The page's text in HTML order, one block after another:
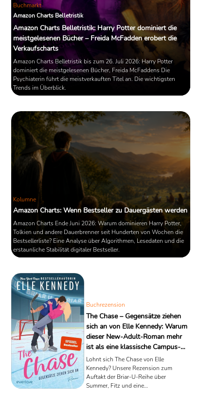
Buchmarkt
Amazon Charts Belletristik
Amazon Charts Belletristik: Harry Potter dominiert die
meistgelesenen Bücher – Freida McFadden erobert die
Verkaufscharts
Amazon Charts Belletristik bis zum 26. Juli 2026: Harry Potter
dominiert die meistgelesenen Bücher, Freida McFaddens Die
Psychiaterin führt die meistverkauften Titel an. Die wichtigsten
Trends im Überblick.
Kolumne
Amazon Charts: Wenn Bestseller zu Dauergästen werden
Amazon Charts Ende Juni 2026: Warum dominieren Harry Potter,
Tolkien und andere Dauerbrenner seit Hunderten von Wochen die
Bestsellerliste? Eine Analyse über Algorithmen, Lesedaten und die
erstaunliche Stabilität digitaler Bestseller.
Buchrezension
The Chase – Gegensätze ziehen
sich an von Elle Kennedy: Warum
dieser New-Adult-Roman mehr
ist als eine klassische Campus-
Romanze
Lohnt sich The Chase von Elle
Kennedy? Unsere Rezension zum
Auftakt der Briar-U-Reihe über
Summer, Fitz und eine